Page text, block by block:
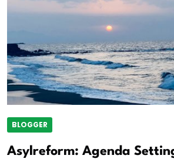
BLOGGER
Asylreform: Agenda